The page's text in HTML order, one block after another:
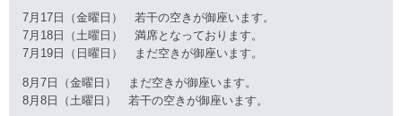
7月17日（金曜日） 若干の空きが御座います。
7月18日（土曜日） 満席となっております。
7月19日（日曜日） まだ空きが御座います。
8月7日（金曜日） まだ空きが御座います。
8月8日（土曜日） 若干の空きが御座います。